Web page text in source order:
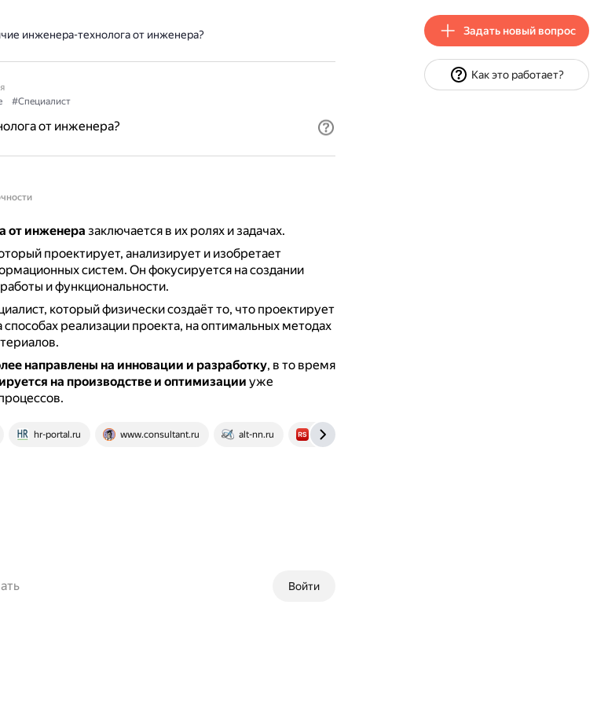
инженера-технолога от инженера?
#Специалист
от инженера?
от инженера заключается в их ролях и задачах.
проектирует, анализирует и изобретает
систем. Он фокусируется на создании
и функциональности.
который физически создаёт то, что проектирует
реализации проекта, на оптимальных методах
направлены на инновации и разработку, в то время
на производстве и оптимизации уже
hr-portal.ru www.consultant.ru alt-nn.ru redsale.by
Войти
Задать новый вопрос
Как это работает?